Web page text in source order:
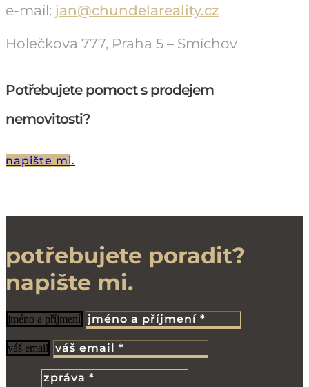
e-mail: jan@chundelareality.cz
Holečkova 777, Praha 5 – Smíchov
Potřebujete pomoct s prodejem
nemovitosti?
napište mi.
potřebujete poradit?
napište mi.
jméno a příjmení
váš email